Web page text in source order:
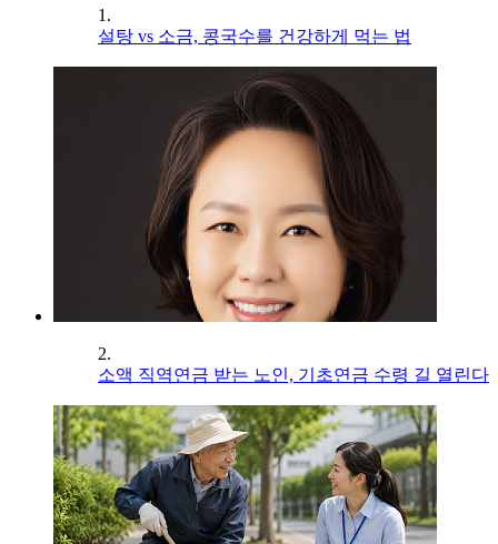
1.
설탕 vs 소금, 콩국수를 건강하게 먹는 법
2.
소액 직역연금 받는 노인, 기초연금 수령 길 열린다